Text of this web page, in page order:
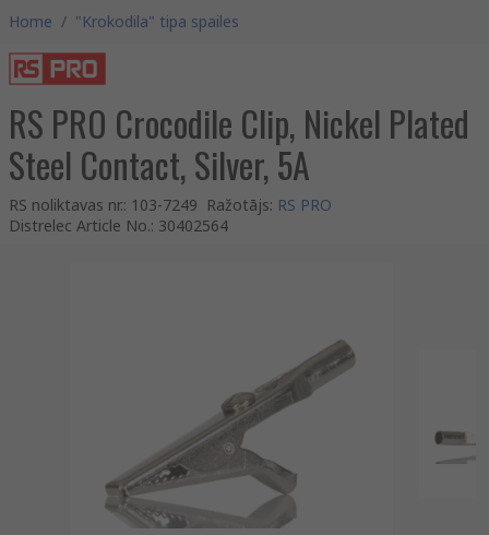
Home / "Krokodila" tipa spailes
RS PRO Crocodile Clip, Nickel Plated
Steel Contact, Silver, 5A
RS noliktavas nr.: 103-7249 Ražotājs: RS PRO
Distrelec Article No.: 30402564